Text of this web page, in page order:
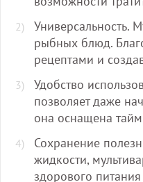
Универсальность.
рыбных блюд.
рецептами и
Удобство
позволяет даже
она оснащена
Сохранение
жидкости,
здорового